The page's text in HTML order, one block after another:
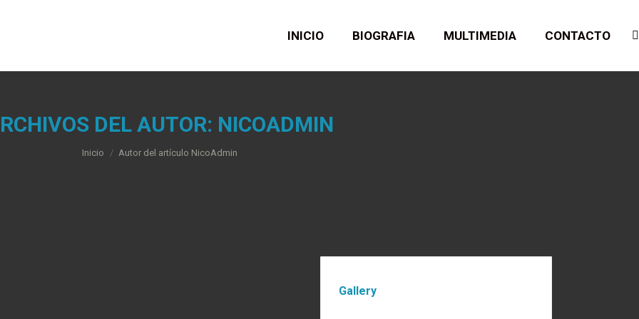
INICIO BIOGRAFIA MULTIMEDIA CONTACTO
DEL AUTOR: NICOADMIN
Estás aquí:
Inicio Autor del artículo NicoAdmin
Gallery